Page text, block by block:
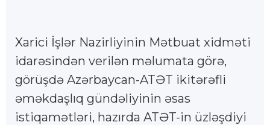
Xarici İşlər Nazirliyinin Mətbuat xidməti
idarəsindən verilən məlumata görə,
görüşdə Azərbaycan-ATƏT ikitərəfli
əməkdaşlıq gündəliyinin əsas
istiqamətləri, hazırda ATƏT-in üzləşdiyi